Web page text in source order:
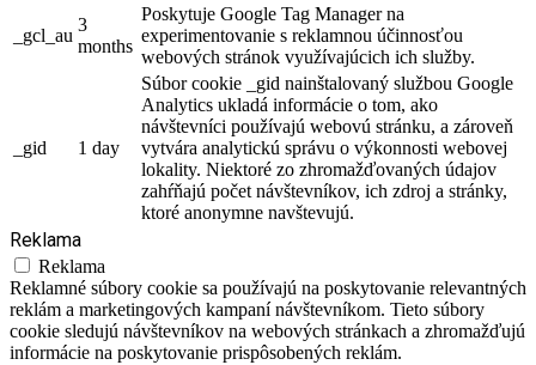
_gcl_au
3
months
Poskytuje Google Tag Manager na
experimentovanie s reklamnou účinnosťou
webových stránok využívajúcich ich služby.
_gid 1 day
Súbor cookie _gid nainštalovaný službou Google
Analytics ukladá informácie o tom, ako
návštevníci používajú webovú stránku, a zároveň
vytvára analytickú správu o výkonnosti webovej
lokality. Niektoré zo zhromažďovaných údajov
zahŕňajú počet návštevníkov, ich zdroj a stránky,
ktoré anonymne navštevujú.
Reklama
Reklama
Reklamné súbory cookie sa používajú na poskytovanie relevantných
reklám a marketingových kampaní návštevníkom. Tieto súbory
cookie sledujú návštevníkov na webových stránkach a zhromažďujú
informácie na poskytovanie prispôsobených reklám.